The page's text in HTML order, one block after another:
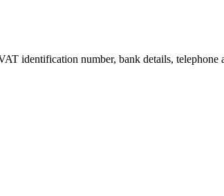
identification number, bank details, telephone